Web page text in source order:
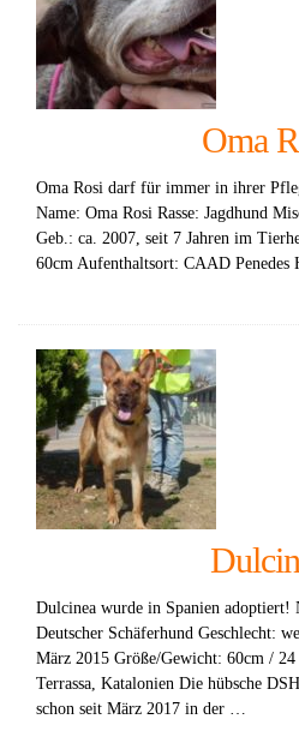
Oma
Oma Rosi darf für immer in ihrer
Name: Oma Rosi Rasse: Jagdhund
Geb.: ca. 2007, seit 7 Jahren im
60cm Aufenthaltsort: CAAD
Dulcinea wurde in Spanien adoptiert!
Deutscher Schäferhund Geschlecht:
März 2015 Größe/Gewicht: 60cm /
Terrassa, Katalonien Die hübsche
schon seit März 2017 in der …